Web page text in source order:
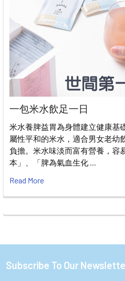
一包米水飲足一日
米水養脾益胃為身體建立健康基
屬性平和的米水，適合男女老幼
負擔。米水味淡而富有營養，容
本」、「脾為氣血生化 …
Read More
Footer
Subscribe To Our